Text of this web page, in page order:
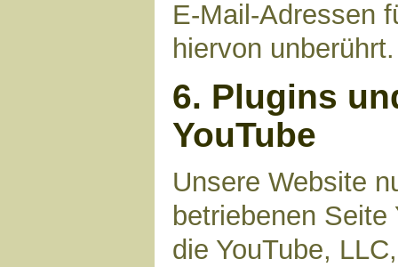
E-Mail-Adressen
hiervon unberührt.
6. Plugins
YouTube
Unsere Website
betriebenen
die YouTube,